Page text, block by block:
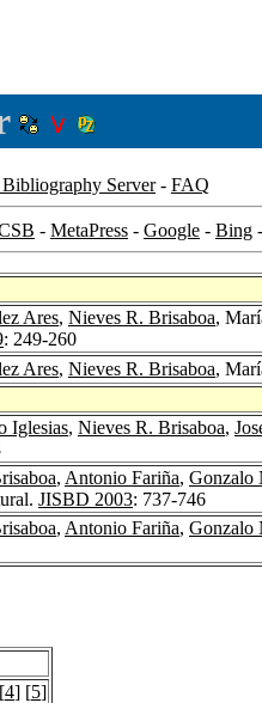
Server- FAQ
- MetaPress - Google - Bing -
Ares, Nieves R. Brisaboa,
: 249-260
Ares, Nieves R. Brisaboa,
Iglesias, Nieves R. Brisaboa,
, Antonio Fariña, Gonzalo
JISBD 2003: 737-746
, Antonio Fariña, Gonzalo
4] [5]